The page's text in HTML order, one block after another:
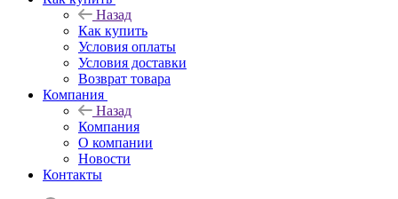
Назад
Как купить
Условия оплаты
Условия доставки
Возврат товара
Компания
Назад
Компания
О компании
Новости
Контакты